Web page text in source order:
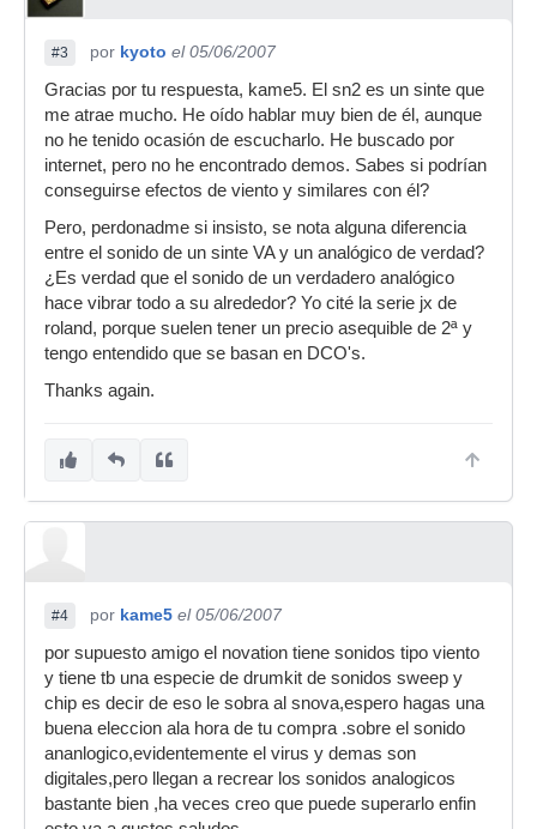
#3 por kyoto el 05/06/2007
Gracias por tu respuesta, kame5. El sn2 es un sinte que
me atrae mucho. He oído hablar muy bien de él, aunque
no he tenido ocasión de escucharlo. He buscado por
internet, pero no he encontrado demos. Sabes si podrían
conseguirse efectos de viento y similares con él?
Pero, perdonadme si insisto, se nota alguna diferencia
entre el sonido de un sinte VA y un analógico de verdad?
¿Es verdad que el sonido de un verdadero analógico
hace vibrar todo a su alrededor? Yo cité la serie jx de
roland, porque suelen tener un precio asequible de 2ª y
tengo entendido que se basan en DCO's.
Thanks again.
#4 por kame5 el 05/06/2007
por supuesto amigo el novation tiene sonidos tipo viento
y tiene tb una especie de drumkit de sonidos sweep y
chip es decir de eso le sobra al snova,espero hagas una
buena eleccion ala hora de tu compra .sobre el sonido
ananlogico,evidentemente el virus y demas son
digitales,pero llegan a recrear los sonidos analogicos
bastante bien ,ha veces creo que puede superarlo enfin